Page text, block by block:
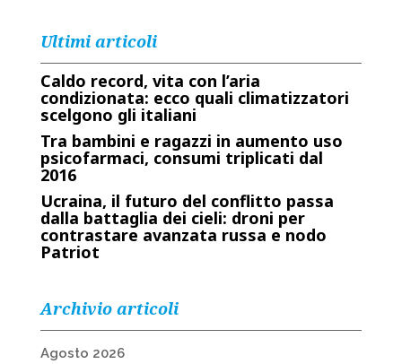
Ultimi articoli
Caldo record, vita con l’aria
condizionata: ecco quali climatizzatori
scelgono gli italiani
Tra bambini e ragazzi in aumento uso
psicofarmaci, consumi triplicati dal
2016
Ucraina, il futuro del conflitto passa
dalla battaglia dei cieli: droni per
contrastare avanzata russa e nodo
Patriot
Archivio articoli
Agosto 2026